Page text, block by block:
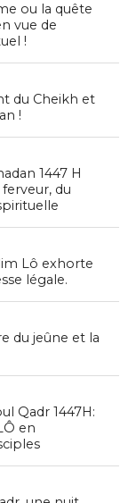
ou la quête
vue de
!
du Cheikh et
!
1447 H
du
Lô exhorte
légale.
du jeûne et la
Qadr 1447H:
en